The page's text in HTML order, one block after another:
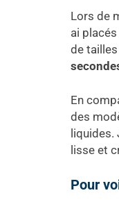
Lors de
ai
de
En
des
lisse et
Pour